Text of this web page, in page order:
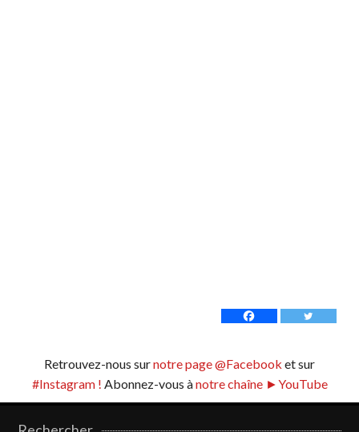
Retrouvez-nous surnotre page @Facebook et sur
#Instagram ! Abonnez-vous ànotre chaîne ►YouTube